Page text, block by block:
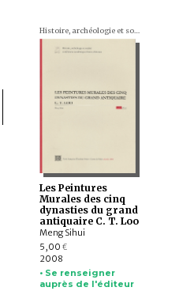
Histoire, archéologie et société. Conférences académiques franco-chinoises
Les Peintures
Murales des cinq
dynasties du grand
antiquaire C. T. Loo
Meng Sihui
5,00 €
2008
• Se renseigner
auprès de l'éditeur